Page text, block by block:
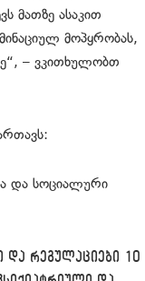
მათზე ასაკით
მოპყრობას,
– ვკითხულობთ
და სოციალური
და რეგულაციები 10